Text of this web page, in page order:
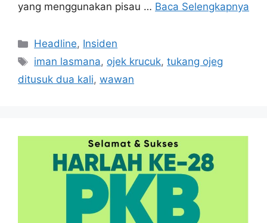
yang menggunakan pisau … Baca Selengkapnya
Kategori
Headline, Insiden
Tag
iman lasmana, ojek krucuk,tukang ojeg
ditusuk dua kali, wawan